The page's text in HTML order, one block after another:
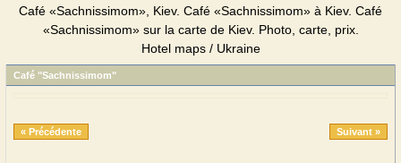
Café «Sachnissimom», Kiev. Café «Sachnissimom» à Kiev. Café
«Sachnissimom» sur la carte de Kiev. Photo, carte, prix.
Hotel maps / Ukraine
Café "Sachnissimom"
« Précédente Suivant »